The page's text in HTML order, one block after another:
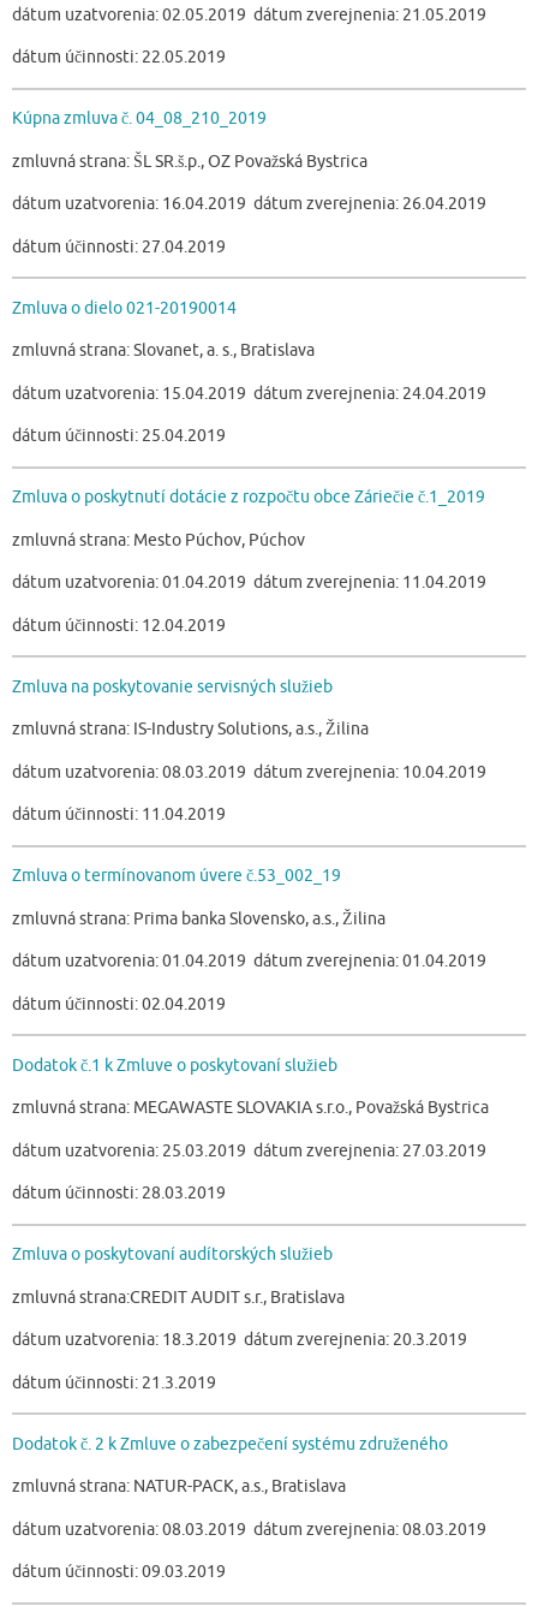
dátum uzatvorenia: 02.05.2019 dátum zverejnenia: 21.05.2019
dátum účinnosti: 22.05.2019
Kúpna zmluva č. 04_08_210_2019
zmluvná strana: ŠL SR.š.p., OZ Považská Bystrica
dátum uzatvorenia: 16.04.2019 dátum zverejnenia: 26.04.2019
dátum účinnosti: 27.04.2019
Zmluva o dielo 021-20190014
zmluvná strana: Slovanet, a. s., Bratislava
dátum uzatvorenia: 15.04.2019 dátum zverejnenia: 24.04.2019
dátum účinnosti: 25.04.2019
Zmluva o poskytnutí dotácie z rozpočtu obce Záriečie č.1_2019
zmluvná strana: Mesto Púchov, Púchov
dátum uzatvorenia: 01.04.2019 dátum zverejnenia: 11.04.2019
dátum účinnosti: 12.04.2019
Zmluva na poskytovanie servisných služieb
zmluvná strana: IS-Industry Solutions, a.s., Žilina
dátum uzatvorenia: 08.03.2019 dátum zverejnenia: 10.04.2019
dátum účinnosti: 11.04.2019
Zmluva o termínovanom úvere č.53_002_19
zmluvná strana: Prima banka Slovensko, a.s., Žilina
dátum uzatvorenia: 01.04.2019 dátum zverejnenia: 01.04.2019
dátum účinnosti: 02.04.2019
Dodatok č.1 k Zmluve o poskytovaní služieb
zmluvná strana: MEGAWASTE SLOVAKIA s.r.o., Považská Bystrica
dátum uzatvorenia: 25.03.2019 dátum zverejnenia: 27.03.2019
dátum účinnosti: 28.03.2019
Zmluva o poskytovaní audítorských služieb
zmluvná strana:CREDIT AUDIT s.r., Bratislava
dátum uzatvorenia: 18.3.2019 dátum zverejnenia: 20.3.2019
dátum účinnosti: 21.3.2019
Dodatok č. 2 k Zmluve o zabezpečení systému združeného
zmluvná strana: NATUR-PACK, a.s., Bratislava
dátum uzatvorenia: 08.03.2019 dátum zverejnenia: 08.03.2019
dátum účinnosti: 09.03.2019